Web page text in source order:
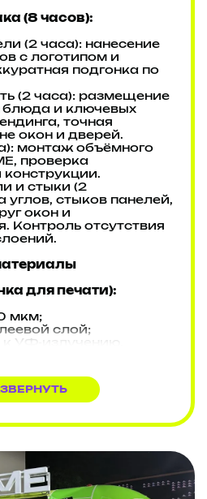
(8 часов):
(2 часа): нанесение
с логотипом и
подгонка по
(2 часа): размещение
блюда и ключевых
точная
окон и дверей.
монтаж объёмного
проверка
конструкции.
и стыки (2
углов, стыков панелей,
окон и
Контроль отсутствия
для печати):
мкм;
слой;
к УФ-излучению,
— выдерживает
давления;
УФ, экосольвент);